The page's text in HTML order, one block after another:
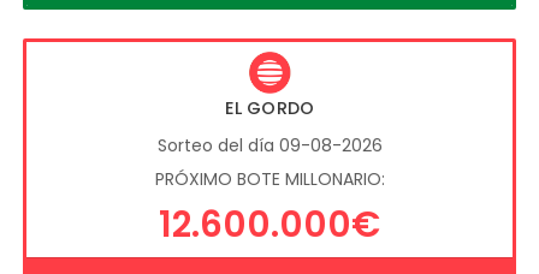
EL GORDO
Sorteo del día 09-08-2026
PRÓXIMO BOTE MILLONARIO:
12.600.000€